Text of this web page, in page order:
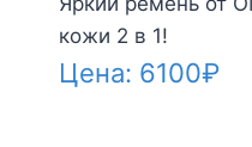
кожи 2 в 1!
Цена: 6100₽